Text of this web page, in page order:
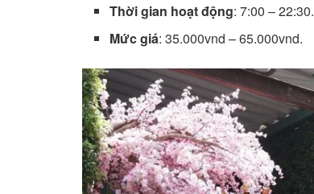
Thời gian hoạt động: 7:00 – 22:30.
Mức giá: 35.000vnd – 65.000vnd.